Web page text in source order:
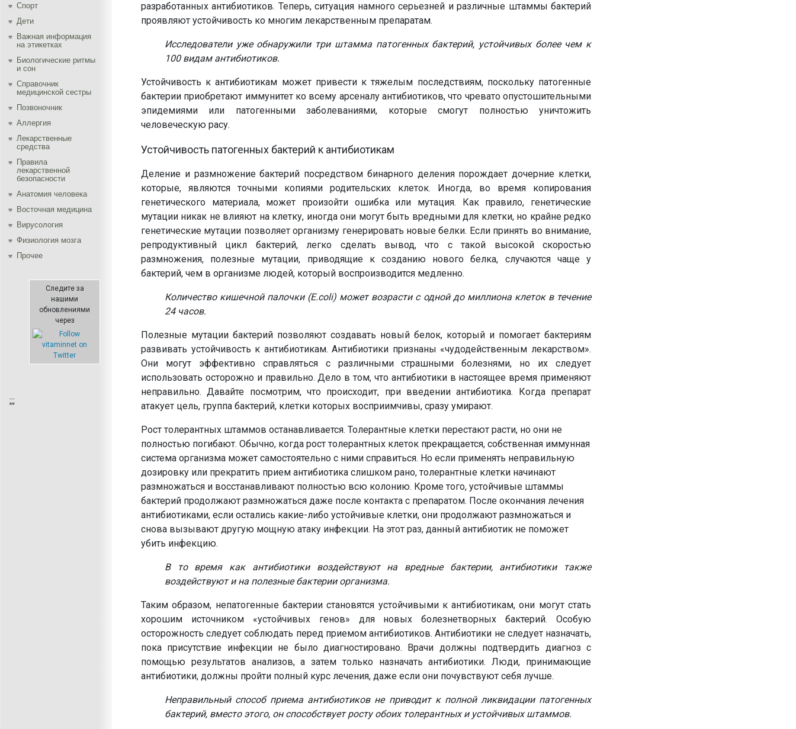
Спорт
Дети
Важная информация
на этикетках
Биологические ритмы
и сон
Справочник
медицинской сестры
Позвоночник
Аллергия
Лекарственные
средства
Правила
лекарственной
безопасности
Aнатомия человека
Восточная медицина
Вирусология
Физиология мозга
Прочее
Следите за
нашими
обновлениями
через
;;;
разработанных антибиотиков. Теперь, ситуация намного серьезней и различные штаммы бактерий
проявляют устойчивость ко многим лекарственным препаратам.
Исследователи уже обнаружили три штамма патогенных бактерий, устойчивых более чем к
100 видам антибиотиков.
Устойчивость к антибиотикам может привести к тяжелым последствиям, поскольку патогенные
бактерии приобретают иммунитет ко всему арсеналу антибиотиков, что чревато опустошительными
эпидемиями или патогенными заболеваниями, которые смогут полностью уничтожить
человеческую расу.
Устойчивость патогенных бактерий к антибиотикам
Деление и размножение бактерий посредством бинарного деления порождает дочерние клетки,
которые, являются точными копиями родительских клеток. Иногда, во время копирования
генетического материала, может произойти ошибка или мутация. Как правило, генетические
мутации никак не влияют на клетку, иногда они могут быть вредными для клетки, но крайне редко
генетические мутации позволяет организму генерировать новые белки. Если принять во внимание,
репродуктивный цикл бактерий, легко сделать вывод, что с такой высокой скоростью
размножения, полезные мутации, приводящие к созданию нового белка, случаются чаще у
бактерий, чем в организме людей, который воспроизводится медленно.
Количество кишечной палочки (E.coli) может возрасти с одной до миллиона клеток в течение
24 часов.
Полезные мутации бактерий позволяют создавать новый белок, который и помогает бактериям
развивать устойчивость к антибиотикам. Антибиотики признаны «чудодейственным лекарством».
Они могут эффективно справляться с различными страшными болезнями, но их следует
использовать осторожно и правильно. Дело в том, что антибиотики в настоящее время применяют
неправильно. Давайте посмотрим, что происходит, при введении антибиотика. Когда препарат
атакует цель, группа бактерий, клетки которых восприимчивы, сразу умирают.
Рост толерантных штаммов останавливается. Толерантные клетки перестают расти, но они не
полностью погибают. Обычно, когда рост толерантных клеток прекращается, собственная иммунная
система организма может самостоятельно с ними справиться. Но если применять неправильную
дозировку или прекратить прием антибиотика слишком рано, толерантные клетки начинают
размножаться и восстанавливают полностью всю колонию. Кроме того, устойчивые штаммы
бактерий продолжают размножаться даже после контакта с препаратом. После окончания лечения
антибиотиками, если остались какие-либо устойчивые клетки, они продолжают размножаться и
снова вызывают другую мощную атаку инфекции. На этот раз, данный антибиотик не поможет
убить инфекцию.
В то время как антибиотики воздействуют на вредные бактерии, антибиотики также
воздействуют и на полезные бактерии организма.
Таким образом, непатогенные бактерии становятся устойчивыми к антибиотикам, они могут стать
хорошим источником «устойчивых генов» для новых болезнетворных бактерий. Особую
осторожность следует соблюдать перед приемом антибиотиков. Антибиотики не следует назначать,
пока присутствие инфекции не было диагностировано. Врачи должны подтвердить диагноз с
помощью результатов анализов, а затем только назначать антибиотики. Люди, принимающие
антибиотики, должны пройти полный курс лечения, даже если они почувствуют себя лучше.
Неправильный способ приема антибиотиков не приводит к полной ликвидации патогенных
бактерий, вместо этого, он способствует росту обоих толерантных и устойчивых штаммов.